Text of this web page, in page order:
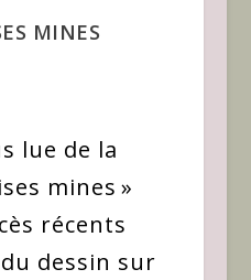
MINES
lue de la
mines »
récents
dessin sur